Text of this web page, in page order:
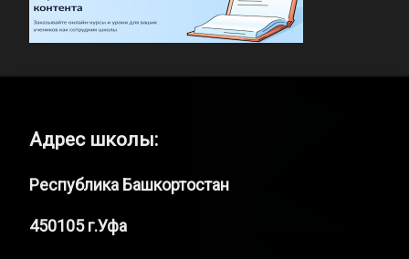
Адрес школы:
Республика Башкортостан
450105 г.Уфа